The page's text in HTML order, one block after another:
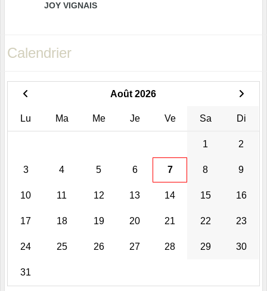
JOY VIGNAIS
Calendrier
Août 2026
Lu Ma Me Je Ve Sa Di
1 2
3 4 5 6 7 8 9
10 11 12 13 14 15 16
17 18 19 20 21 22 23
24 25 26 27 28 29 30
31